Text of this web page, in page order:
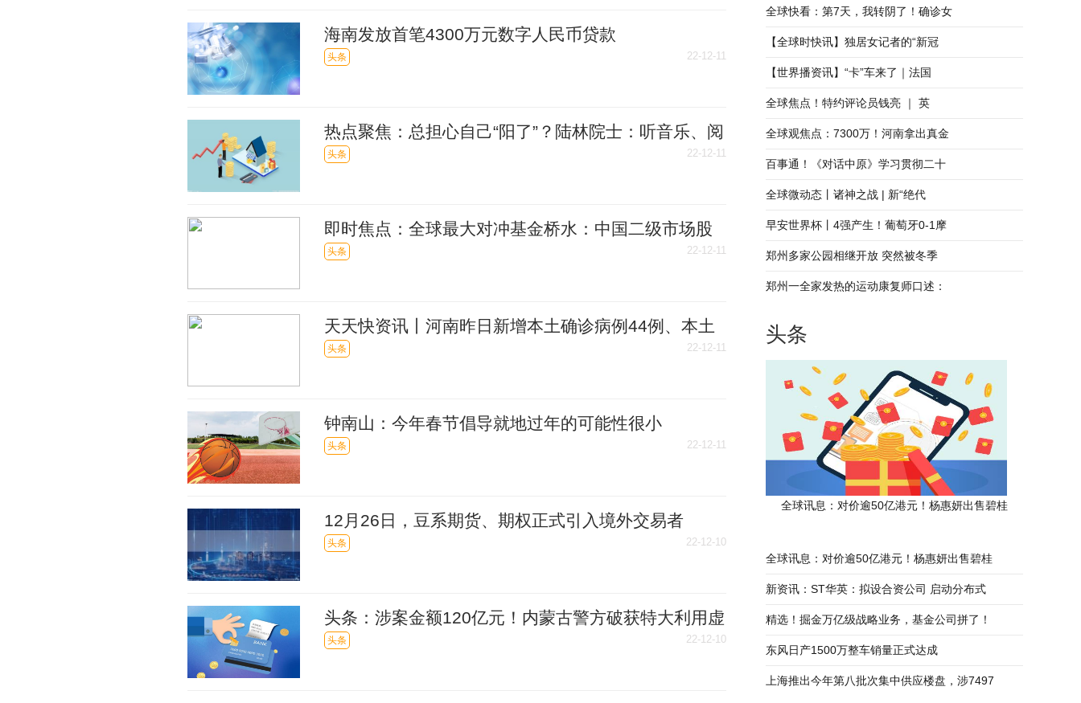
海南发放首笔4300万元数字人民币贷款
头条 22-12-11
热点聚焦：总担心自己“阳了”？陆林院士：听音乐、阅
读等都可缓解焦虑
头条 22-12-11
即时焦点：全球最大对冲基金桥水：中国二级市场股
票很有吸引力，温和看多中国资产
头条 22-12-11
天天快资讯丨河南昨日新增本土确诊病例44例、本土
无症状感染者39例
头条 22-12-11
钟南山：今年春节倡导就地过年的可能性很小
头条 22-12-11
12月26日，豆系期货、期权正式引入境外交易者
头条 22-12-10
头条：涉案金额120亿元！内蒙古警方破获特大利用虚
拟数字货币洗钱案
头条 22-12-10
全球快看：第7天，我转阴了！确诊女
【全球时快讯】独居女记者的“新冠
【世界播资讯】“卡”车来了｜法国
全球焦点！特约评论员钱亮 ｜ 英
全球观焦点：7300万！河南拿出真金
百事通！《对话中原》学习贯彻二十
全球微动态丨诸神之战 | 新“绝代
早安世界杯丨4强产生！葡萄牙0-1摩
郑州多家公园相继开放 突然被冬季
郑州一全家发热的运动康复师口述：
头条
全球讯息：对价逾50亿港元！杨惠妍出售碧桂
全球讯息：对价逾50亿港元！杨惠妍出售碧桂
新资讯：ST华英：拟设合资公司 启动分布式
精选！掘金万亿级战略业务，基金公司拼了！
东风日产1500万整车销量正式达成
上海推出今年第八批次集中供应楼盘，涉7497